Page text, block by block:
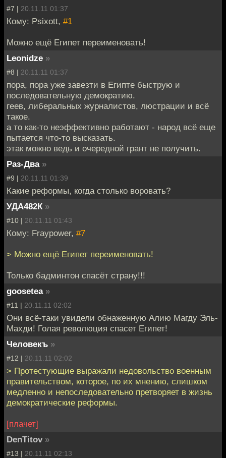
#7 | 20.11.11 01:37
Кому: Psixott, #1
Можно ещё Египет переименовать!
Leonidze »
#8 | 20.11.11 01:37
пора, пора уже завезти в Египте быструю и
последовательную демократию.
геев, либеральных журналистов, люстрации и всё
такое.
а то как-то неэффективно работают - народ всё еще
пытается что-то высказать.
этак можно ведь и очередной грант не получить.
Раз-Два »
#9 | 20.11.11 01:39
Какие реформы, когда столько воровать?
УДА482К »
#10 | 20.11.11 01:43
Кому: Fraypower, #7
> Можно ещё Египет переименовать!
Только бадминтон спасёт страну!!!
goosetea »
#11 | 20.11.11 02:02
Они всё-таки увидели обнаженную Алию Магду Эль-
Махди! Голая революция спасет Египет!
Человекъ »
#12 | 20.11.11 02:02
> Протестующие выражали недовольство военным
правительством, которое, по их мнению, слишком
медленно и непоследовательно претворяет в жизнь
демократические реформы.
[плачет]
DenTitov »
#13 | 20.11.11 02:13